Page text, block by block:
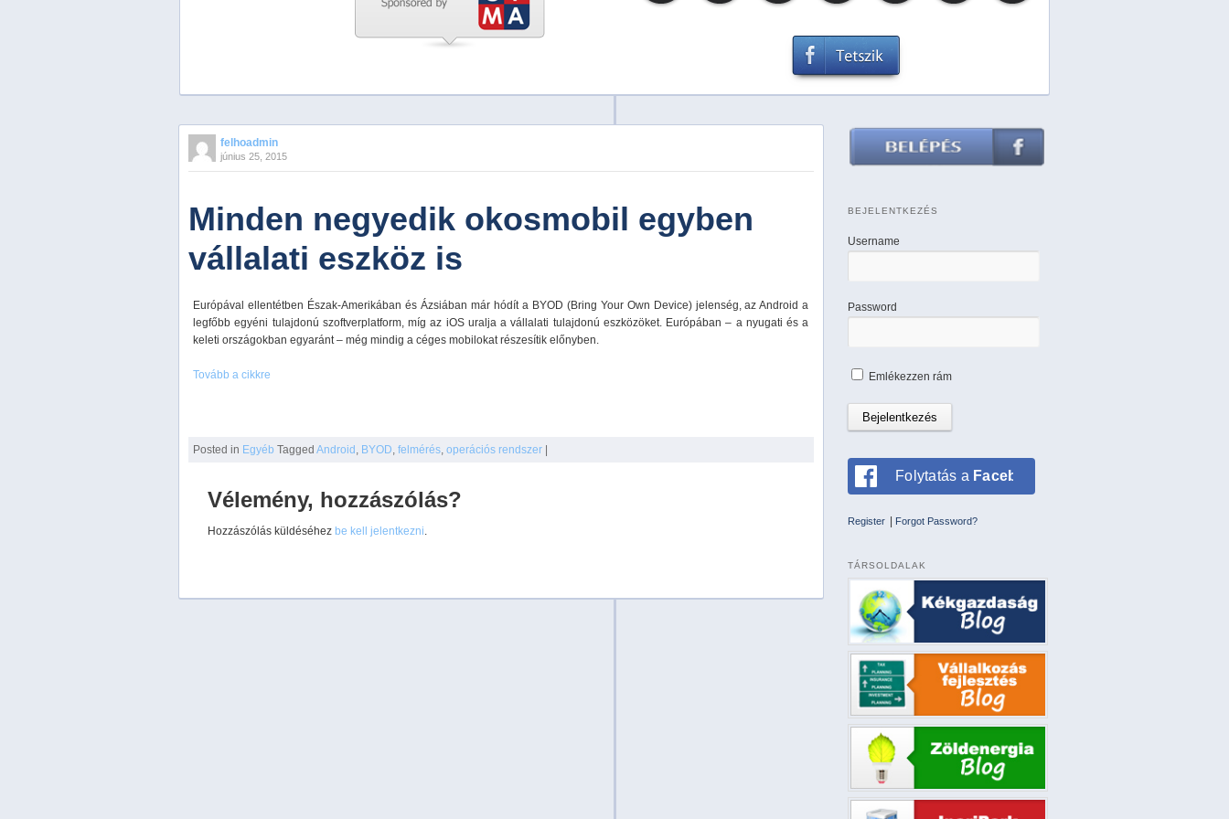
PreviousNextStop
2
felhoadmin
június 25, 2015
Minden negyedik okosmobil egyben
vállalati eszköz is
Európával ellentétben Észak-Amerikában és Ázsiában már hódít a BYOD (Bring Your Own Device) jelenség, az Android a
legfőbb egyéni tulajdonú szoftverplatform, míg az iOS uralja a vállalati tulajdonú eszközöket. Európában – a nyugati és a
keleti országokban egyaránt – még mindig a céges mobilokat részesítik előnyben.
Tovább a cikkre
Posted in Egyéb Tagged Android , BYOD, felmérés, operációs rendszer
Vélemény, hozzászólás?
Hozzászólás küldéséhez be kell jelentkezni.
BEJELENTKEZÉS
Username
Password
Emlékezzen rám
Folytatás a Facebookkal
Register Forgot Password?
TÁRSOLDALAK